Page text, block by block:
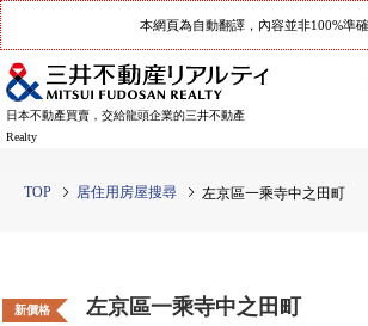
本網頁為自動翻譯，內容並非100%準確
日本不動產買賣，交給龍頭企業的三井不動產
Realty
TOP 居住用房屋搜尋 左京區一乘寺中之田町
新價格 左京區一乘寺中之田町